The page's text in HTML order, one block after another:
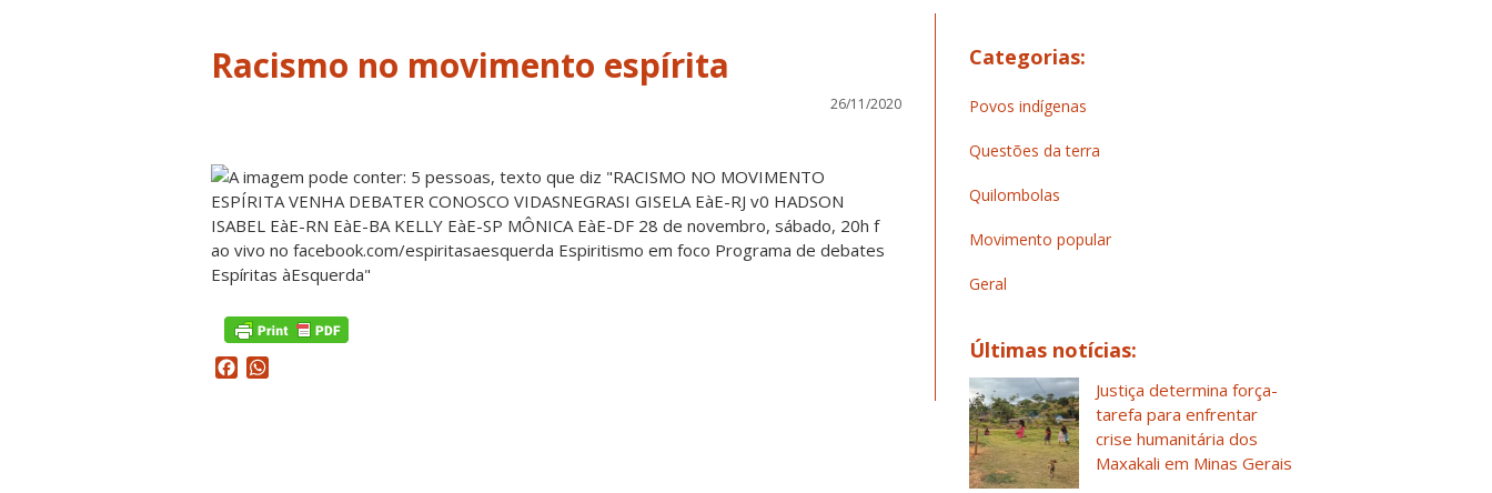
Racismo no movimento espírita
26/11/2020
Facebook
Categorias:
Povos indígenas
Questões da terra
Quilombolas
Movimento popular
Geral
Últimas notícias:
Justiça determina força-
tarefa para enfrentar
crise humanitária dos
Maxakali em Minas Gerais